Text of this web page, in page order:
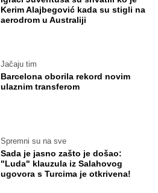
Kerim Alajbegović kada su stigli na
aerodrom u Australiji
Jačaju tim
Barcelona oborila rekord novim
ulaznim transferom
Spremni su na sve
Sada je jasno zašto je došao:
"Luda" klauzula iz Salahovog
ugovora s Turcima je otkrivena!